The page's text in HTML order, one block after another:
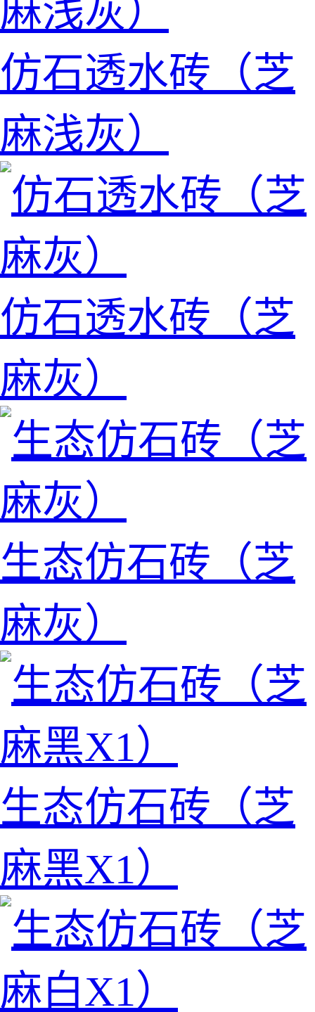
仿石透水砖（芝
麻浅灰）
仿石透水砖（芝
麻灰）
生态仿石砖（芝
麻灰）
生态仿石砖（芝
麻黑X1）